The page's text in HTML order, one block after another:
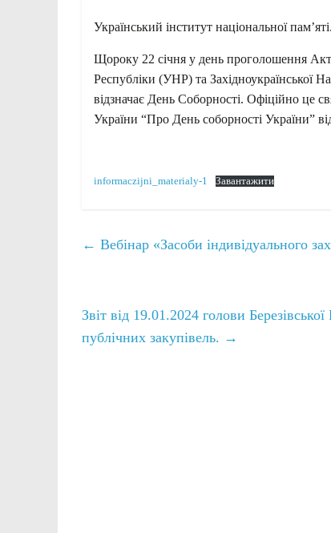
Український інститут національної пам’яті.
Щороку 22 січня у день проголошення
Республіки (УНР) та Західноукраїнської
відзначає День Соборності. Офіційно це
України “Про День соборності України”
informaczijni_materialy-1 Завантажити
← Вебінар «Засоби індивідуального
Звіт від 19.01.2024 голови
публічних закупівель. →